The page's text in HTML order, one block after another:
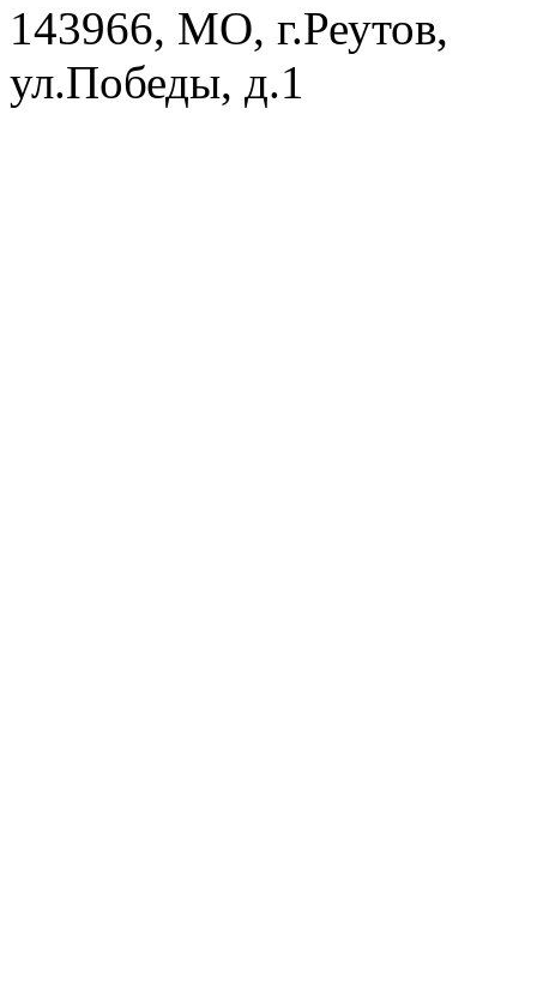
143966, МО, г.Реутов,
ул.Победы, д.1